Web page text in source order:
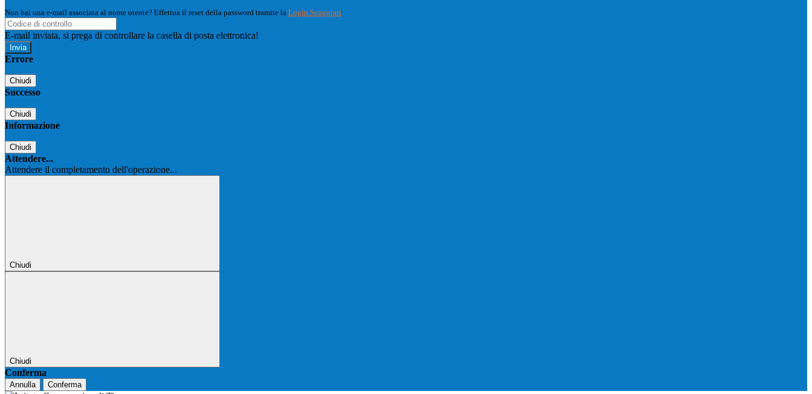
Non hai una e-mail associata al nome utente? Effettua il reset della password tramite la Login Spaggiari
E-mail inviata, si prega di controllare la casella di posta elettronica!
Errore
Chiudi
Successo
Chiudi
Informazione
Chiudi
Attendere...
Attendere il completamento dell'operazione...
Chiudi
Chiudi
Conferma
Annulla Conferma